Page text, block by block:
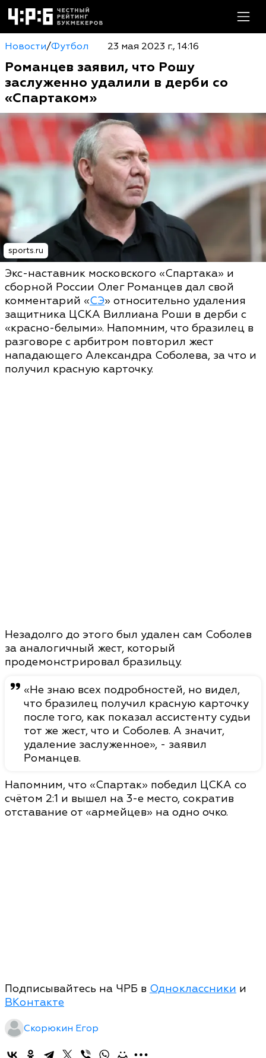
Новости/Футбол 23 мая 2023 г., 14:16
Романцев заявил, что Рошу
заслуженно удалили в дерби со
«Спартаком»
sports.ru
Экс-наставник московского «Спартака» и
сборной России Олег Романцев дал свой
комментарий «СЭ» относительно удаления
защитника ЦСКА Виллиана Роши в дерби с
«красно-белыми». Напомним, что бразилец в
разговоре с арбитром повторил жест
нападающего Александра Соболева, за что и
получил красную карточку.
Незадолго до этого был удален сам Соболев
за аналогичный жест, который
продемонстрировал бразильцу.
«Не знаю всех подробностей, но видел,
что бразилец получил красную карточку
после того, как показал ассистенту судьи
тот же жест, что и Соболев. А значит,
удаление заслуженное», - заявил
Романцев.
Напомним, что «Спартак» победил ЦСКА со
счётом 2:1 и вышел на 3-е место, сократив
отставание от «армейцев» на одно очко.
Подписывайтесь на ЧРБ в Одноклассники и
ВКонтакте
Скорюкин Егор